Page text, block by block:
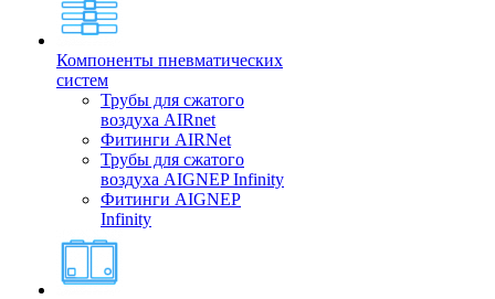
Компоненты пневматических
систем
Трубы для сжатого
воздуха AIRnet
Фитинги AIRNet
Трубы для сжатого
воздуха AIGNEP Infinity
Фитинги AIGNEP
Infinity